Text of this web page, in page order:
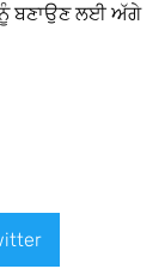
ਬਣਾਉਣ ਲਈ ਅੱਗੇ